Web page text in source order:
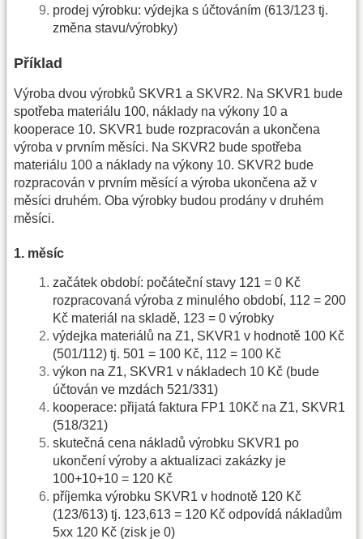
prodej výrobku: výdejka s účtováním (613/123 tj.
změna stavu/výrobky)
Příklad
Výroba dvou výrobků SKVR1 a SKVR2. Na SKVR1 bude
spotřeba materiálu 100, náklady na výkony 10 a
kooperace 10. SKVR1 bude rozpracován a ukončena
výroba v prvním měsíci. Na SKVR2 bude spotřeba
materiálu 100 a náklady na výkony 10. SKVR2 bude
rozpracován v prvním měsící a výroba ukončena až v
měsíci druhém. Oba výrobky budou prodány v druhém
měsíci.
1. měsíc
začátek období: počáteční stavy 121 = 0 Kč
rozpracovaná výroba z minulého období, 112 = 200
Kč materiál na skladě, 123 = 0 výrobky
výdejka materiálů na Z1, SKVR1 v hodnotě 100 Kč
(501/112) tj. 501 = 100 Kč, 112 = 100 Kč
výkon na Z1, SKVR1 v nákladech 10 Kč (bude
účtován ve mzdách 521/331)
kooperace: přijatá faktura FP1 10Kč na Z1, SKVR1
(518/321)
skutečná cena nákladů výrobku SKVR1 po
ukončení výroby a aktualizaci zakázky je
100+10+10 = 120 Kč
příjemka výrobku SKVR1 v hodnotě 120 Kč
(123/613) tj. 123,613 = 120 Kč odpovídá nákladům
5xx 120 Kč (zisk je 0)